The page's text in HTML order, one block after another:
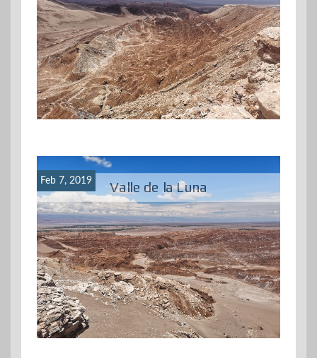
Valle de la Luna
Feb 7, 2019